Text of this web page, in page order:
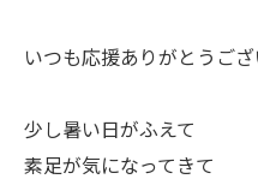
いつも応援ありがとうござ
少し暑い日がふえて
素足が気になってきて